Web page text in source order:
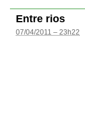
Entre rios
07/04/2011 – 23h22